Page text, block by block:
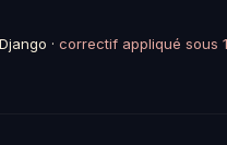
· correctif appliqué sous